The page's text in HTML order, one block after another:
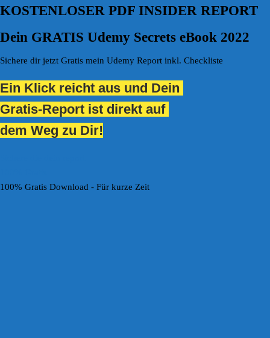
KOSTENLOSER PDF INSIDER REPORT
Dein GRATIS Udemy Secrets eBook 2022
Sichere dir jetzt Gratis mein Udemy Report inkl. Checkliste
Ein Klick reicht aus und Dein
Gratis-Report ist direkt auf
dem Weg zu Dir!
100% Gratis Download - Für kurze Zeit